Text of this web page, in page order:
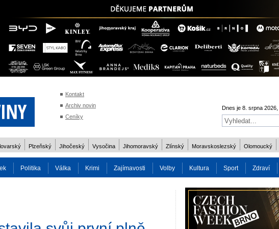
Kontakt
Archiv novin
Ceníky
Dnes je 8. srpna 2026,
Plzeňský Jihočeský Vysočina Jihomoravský Zlínský Moravskoslezský Olomoucký
Politika Válka Krimi Zajímavosti Volby Kultura Sport Zdraví
Charita Osobnost Více